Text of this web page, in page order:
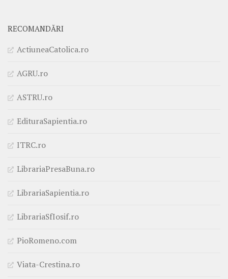
RECOMANDĂRI
ActiuneaCatolica.ro
AGRU.ro
ASTRU.ro
EdituraSapientia.ro
ITRC.ro
LibrariaPresaBuna.ro
LibrariaSapientia.ro
LibrariaSfIosif.ro
PioRomeno.com
Viata-Crestina.ro